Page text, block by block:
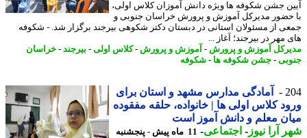
جشن شکوفه ها ویژه دانش آموزان کلاس اولی،
مدیرکل آموزش و پرورش خراسان جنوبی و
از مسئولان استانی در دبستان دکتر شکوهی بیرجند برگزار شد. - شکوفه
مهر در بیرجند؛ آغاز ...
آموزش و پرورش-آموزش و پرورش-کلاس اولی -بیرجند-خراسان
-جشن شکوفه ها- شکوفه
آمادگی مدارس مشهد و استان برای
کلاس اولی ها | خانواده، حلقه مفقوده
معلم و دانش آموز است
آرا نیوز-اجتماعی-
11 ماه پیش - پنجشنبه